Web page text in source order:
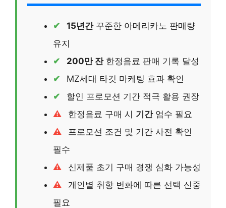
15년간꾸준한 아메리카노 판매량
유지
200만 잔한정음료 판매 기록 달성
MZ세대 타깃 마케팅 효과 확인
할인 프로모션 기간 적극 활용 권장
한정음료 구매 시 기간엄수 필요
프로모션 조건 및 기간 사전 확인
필수
신제품 초기 구매 경쟁 심화 가능성
개인별 취향 변화에 따른 선택 신중
필요